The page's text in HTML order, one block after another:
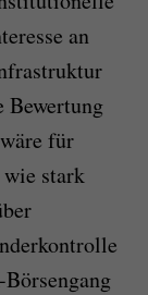
an
Bewertung
für
stark